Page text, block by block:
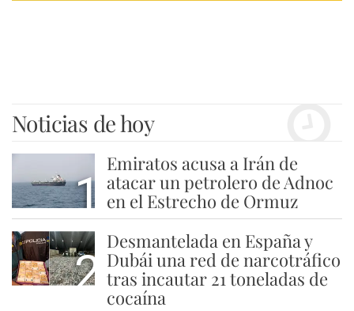
Noticias de hoy
1
Emiratos acusa a Irán de
atacar un petrolero de Adnoc
en el Estrecho de Ormuz
2
Desmantelada en España y
Dubái una red de narcotráfico
tras incautar 21 toneladas de
cocaína